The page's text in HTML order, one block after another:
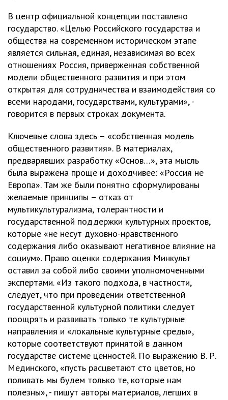
В центр официальной концепции поставлено
государство. «Целью Российского государства и
общества на современном историческом этапе
является сильная, единая, независимая во всех
отношениях Россия, приверженная собственной
модели общественного развития и при этом
открытая для сотрудничества и взаимодействия со
всеми народами, государствами, культурами», -
говорится в первых строках документа.
Ключевые слова здесь – «собственная модель
общественного развития». В материалах,
предварявших разработку «Основ…», эта мысль
была выражена проще и доходчивее: «Россия не
Европа». Там же были понятно сформулированы
желаемые принципы – отказ от
мультикультурализма, толерантности и
государственной поддержки культурных проектов,
которые «не несут духовно-нравственного
содержания либо оказывают негативное влияние на
социум». Право оценки содержания Минкульт
оставил за собой либо своими уполномоченными
экспертами. «Из такого подхода, в частности,
следует, что при проведении ответственной
государственной культурной политики следует
поощрять и развивать только те культурные
направления и «локальные культурные среды»,
которые соответствуют принятой в данном
государстве системе ценностей. По выражению В. Р.
Мединского, «пусть расцветают сто цветов, но
поливать мы будем только те, которые нам
полезны», - пишут авторы материалов, легших в